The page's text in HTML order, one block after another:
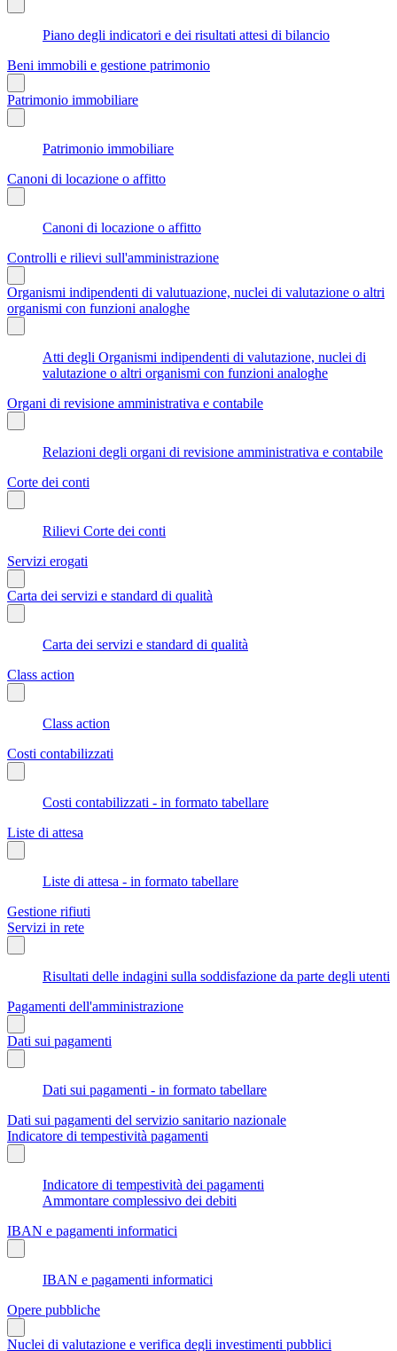
Piano degli indicatori e dei risultati attesi di bilancio
Beni immobili e gestione patrimonio
Patrimonio immobiliare
Patrimonio immobiliare
Canoni di locazione o affitto
Canoni di locazione o affitto
Controlli e rilievi sull'amministrazione
Organismi indipendenti di valutuazione, nuclei di valutazione o altri
organismi con funzioni analoghe
Atti degli Organismi indipendenti di valutazione, nuclei di
valutazione o altri organismi con funzioni analoghe
Organi di revisione amministrativa e contabile
Relazioni degli organi di revisione amministrativa e contabile
Corte dei conti
Rilievi Corte dei conti
Servizi erogati
Carta dei servizi e standard di qualità
Carta dei servizi e standard di qualità
Class action
Class action
Costi contabilizzati
Costi contabilizzati - in formato tabellare
Liste di attesa
Liste di attesa - in formato tabellare
Gestione rifiuti
Servizi in rete
Risultati delle indagini sulla soddisfazione da parte degli utenti
Pagamenti dell'amministrazione
Dati sui pagamenti
Dati sui pagamenti - in formato tabellare
Dati sui pagamenti del servizio sanitario nazionale
Indicatore di tempestività pagamenti
Indicatore di tempestività dei pagamenti
Ammontare complessivo dei debiti
IBAN e pagamenti informatici
IBAN e pagamenti informatici
Opere pubbliche
Nuclei di valutazione e verifica degli investimenti pubblici